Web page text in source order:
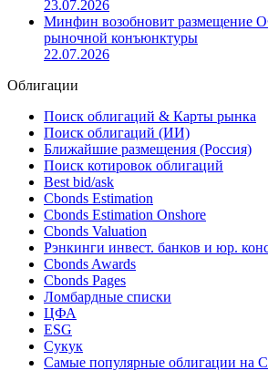
23.07.2026
Минфин возобновит размещение
рыночной конъюнктуры
22.07.2026
Облигации
Поиск облигаций & Карты рынка
Поиск облигаций (ИИ)
Ближайшие размещения (Россия)
Поиск котировок облигаций
Best bid/ask
Cbonds Estimation
Cbonds Estimation Onshore
Cbonds Valuation
Рэнкинги инвест. банков и юр.
Cbonds Awards
Cbonds Pages
Ломбардные списки
ЦФА
ESG
Сукук
Самые популярные облигации на